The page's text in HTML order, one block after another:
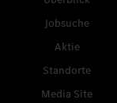
Jobsuche
Aktie
Standorte
Media Site